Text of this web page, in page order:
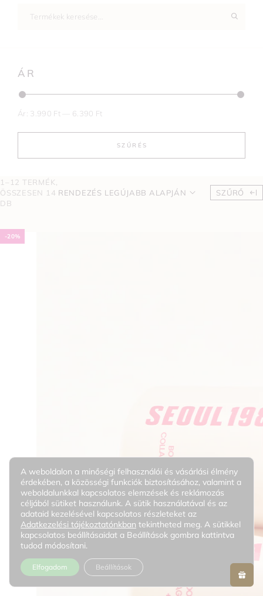
ÁR
SZŰRÉS
Ár: 3.990 Ft 6.390 Ft
1–12 TERMÉK,
ÖSSZESEN 14
DB
RENDEZÉS LEGÚJABB ALAPJÁN SZŰRŐ
-20%
A weboldalon a minőségi felhasználói és vásárlási élmény
érdekében, a közösségi funkciók biztosításához, valamint a
weboldalunkkal kapcsolatos elemzések és reklámozás
céljából sütiket használunk. A sütik használatával és az
adataid kezelésével kapcsolatos részleteket az
Adatkezelési tájékoztatónkban tekintheted meg. A sütikkel
kapcsolatos beállításaidat a Beállítások gombra kattintva
tudod módosítani.
Elfogadom Beállítások